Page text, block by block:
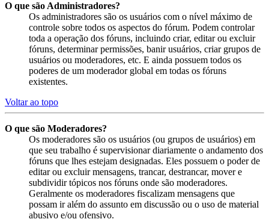
O que são Administradores?
Os administradores são os usuários com o nível máximo de
controle sobre todos os aspectos do fórum. Podem controlar
toda a operação dos fóruns, incluindo criar, editar ou excluir
fóruns, determinar permissões, banir usuários, criar grupos de
usuários ou moderadores, etc. E ainda possuem todos os
poderes de um moderador global em todas os fóruns
existentes.
Voltar ao topo
O que são Moderadores?
Os moderadores são os usuários (ou grupos de usuários) em
que seu trabalho é supervisionar diariamente o andamento dos
fóruns que lhes estejam designadas. Eles possuem o poder de
editar ou excluir mensagens, trancar, destrancar, mover e
subdividir tópicos nos fóruns onde são moderadores.
Geralmente os moderadores fiscalizam mensagens que
possam ir além do assunto em discussão ou o uso de material
abusivo e/ou ofensivo.